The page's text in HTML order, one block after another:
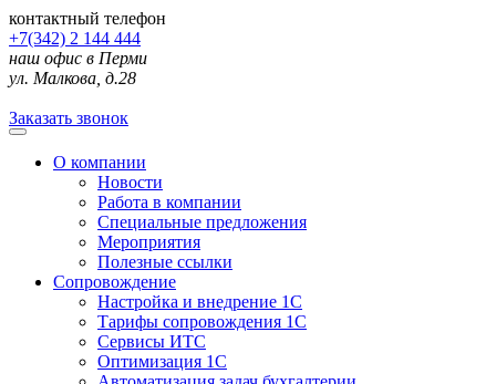
контактный телефон
+7(342) 2 144 444
наш офис в Перми
ул. Малкова, д.28
Заказать звонок
О компании
Новости
Работа в компании
Специальные предложения
Мероприятия
Полезные ссылки
Сопровождение
Настройка и внедрение 1С
Тарифы сопровождения 1С
Сервисы ИТС
Оптимизация 1С